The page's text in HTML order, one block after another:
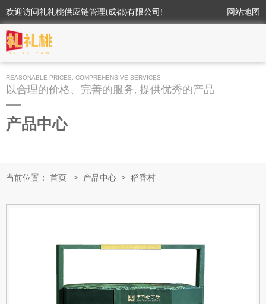
欢迎访问礼礼桃供应链管理(成都)有限公司! 网站地图
REASONABLE PRICES, COMPREHENSIVE SERVICES
以合理的价格、完善的服务, 提供优秀的产品
产品中心
当前位置： 首页 > 产品中心 > 稻香村